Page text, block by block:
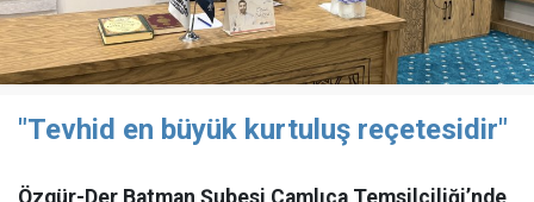
"Tevhid en büyük kurtuluş reçetesidir"
Özgür-Der Batman Şubesi Çamlıca Temsilciliği’nde